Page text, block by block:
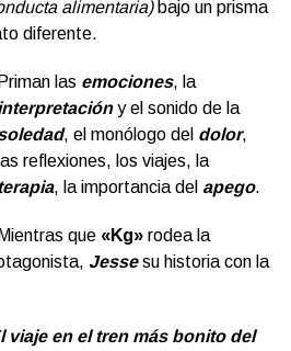
alimentaria)bajo un prisma
diferente.
Priman las emociones, la
y el sonido de la
, el monólogo del dolor,
las reflexiones, los viajes, la
, la importancia del apego.
Mientras que «Kg» rodea la
Jessesu historia con la
viaje en el tren más bonito del